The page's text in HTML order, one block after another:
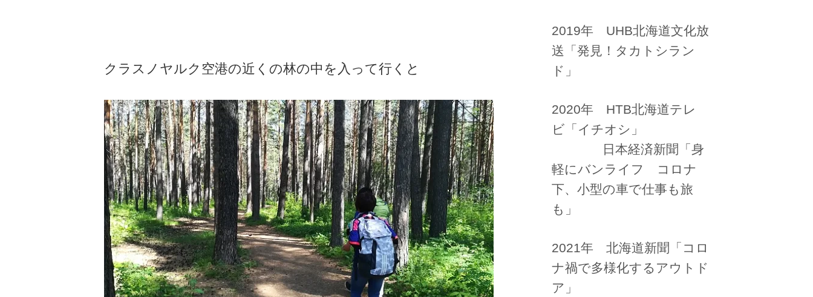
クラスノヤルク空港の近くの林の中を入って行くと
2019年 UHB北海道文化放
送「発見！タカトシラン
ド」
2020年 HTB北海道テレ
ビ「イチオシ」
日本経済新聞「身
軽にバンライフ コロナ
下、小型の車で仕事も旅
も」
2021年 北海道新聞「コロ
ナ禍で多様化するアウトド
ア」